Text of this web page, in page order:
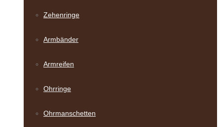
Zehenringe
Armbänder
Armreifen
Ohrringe
Ohrmanschetten